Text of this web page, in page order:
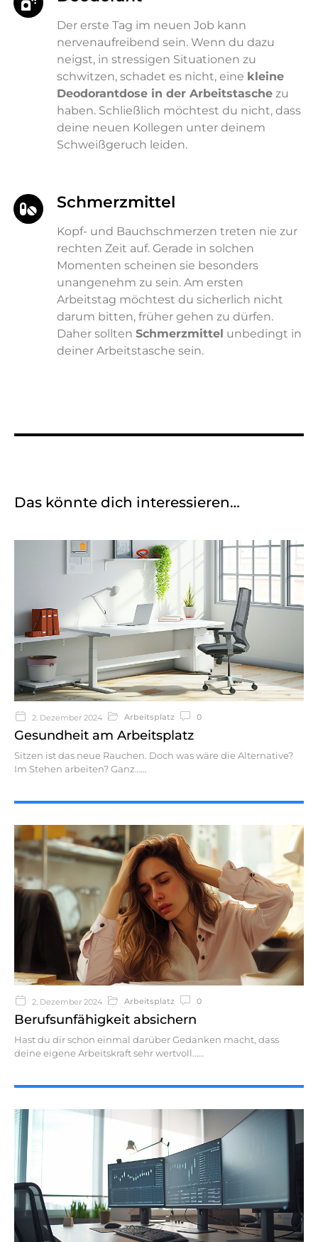
Der erste Tag im neuen Job kann
nervenaufreibend sein. Wenn du dazu
neigst, in stressigen Situationen zu
schwitzen, schadet es nicht, eine kleine
Deodorantdose in der Arbeitstasche zu
haben. Schließlich möchtest du nicht, dass
deine neuen Kollegen unter deinem
Schweißgeruch leiden.
Schmerzmittel
Kopf- und Bauchschmerzen treten nie zur
rechten Zeit auf. Gerade in solchen
Momenten scheinen sie besonders
unangenehm zu sein. Am ersten
Arbeitstag möchtest du sicherlich nicht
darum bitten, früher gehen zu dürfen.
Daher sollten Schmerzmittel unbedingt in
deiner Arbeitstasche sein.
Das könnte dich interessieren…
2. Dezember 2024 Arbeitsplatz 0
Gesundheit am Arbeitsplatz
Sitzen ist das neue Rauchen. Doch was wäre die Alternative?
Im Stehen arbeiten? Ganz…
2. Dezember 2024 Arbeitsplatz 0
Berufsunfähigkeit absichern
Hast du dir schon einmal darüber Gedanken macht, dass
deine eigene Arbeitskraft sehr wertvoll…